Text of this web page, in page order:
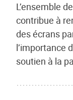
L’ensemble
contribue à
des écrans
l’importance
soutien à la